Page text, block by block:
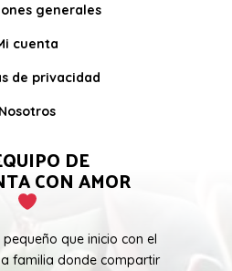
generales
cuenta
de privacidad
Nosotros
DE
CON AMOR
que inicio con el
familia donde compartir